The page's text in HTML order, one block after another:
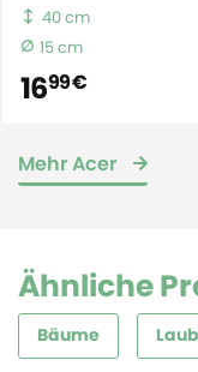
40 cm
15 cm
1699 €
Mehr Acer
Ähnliche
Bäume